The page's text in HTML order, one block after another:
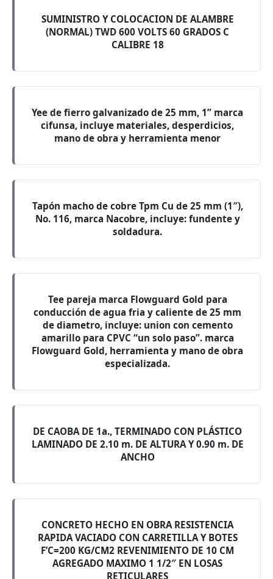
SUMINISTRO Y COLOCACION DE ALAMBRE
(NORMAL) TWD 600 VOLTS 60 GRADOS C
CALIBRE 18
Yee de fierro galvanizado de 25 mm, 1” marca
cifunsa, incluye materiales, desperdicios,
mano de obra y herramienta menor
Tapón macho de cobre Tpm Cu de 25 mm (1″),
No. 116, marca Nacobre, incluye: fundente y
soldadura.
Tee pareja marca Flowguard Gold para
conducción de agua fria y caliente de 25 mm
de diametro, incluye: union con cemento
amarillo para CPVC “un solo paso”. marca
Flowguard Gold, herramienta y mano de obra
especializada.
DE CAOBA DE 1a., TERMINADO CON PLÁSTICO
LAMINADO DE 2.10 m. DE ALTURA Y 0.90 m. DE
ANCHO
CONCRETO HECHO EN OBRA RESISTENCIA
RAPIDA VACIADO CON CARRETILLA Y BOTES
F’C=200 KG/CM2 REVENIMIENTO DE 10 CM
AGREGADO MAXIMO 1 1/2″ EN LOSAS
RETICULARES